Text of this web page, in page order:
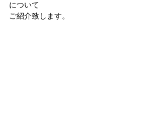
について
ご紹介致します。